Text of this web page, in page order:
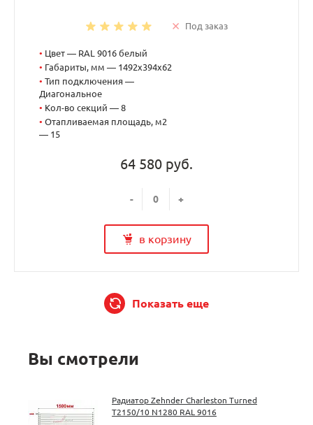
Под заказ
• Цвет — RAL 9016 белый
• Габариты, мм — 1492x394x62
• Тип подключения —
Диагональное
• Кол-во секций — 8
• Отапливаемая площадь, м2
— 15
64 580 руб.
- +
в корзину
Показать еще
Вы смотрели
Радиатор Zehnder Charleston Turned
T2150/10 N1280 RAL 9016